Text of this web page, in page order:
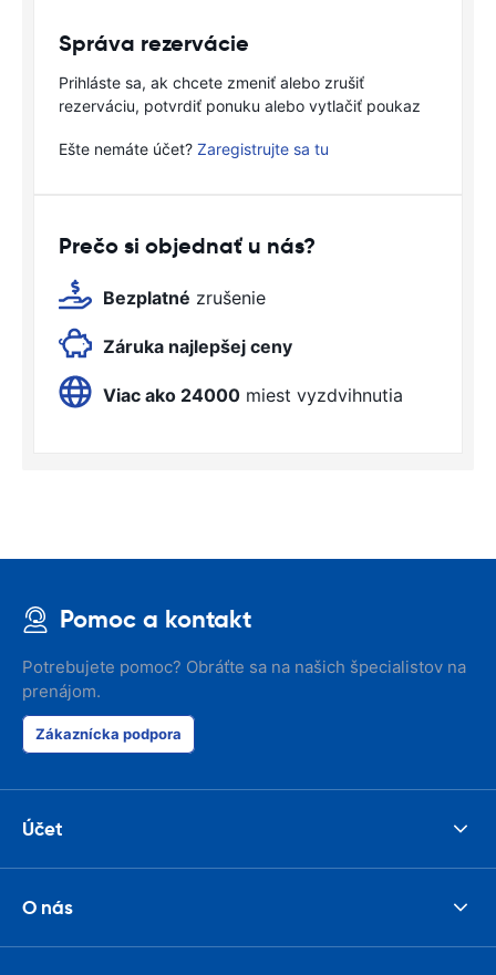
Správa rezervácie
Prihláste sa, ak chcete zmeniť alebo zrušiť
rezerváciu, potvrdiť ponuku alebo vytlačiť poukaz
Ešte nemáte účet? Zaregistrujte sa tu
Prečo si objednať u nás?
Bezplatné zrušenie
Záruka najlepšej ceny
Viac ako 24000 miest vyzdvihnutia
Pomoc a kontakt
Potrebujete pomoc? Obráťte sa na našich špecialistov na
prenájom.
Zákaznícka podpora
Účet
O nás